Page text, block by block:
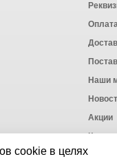
Наши
Акции
cookie в целях